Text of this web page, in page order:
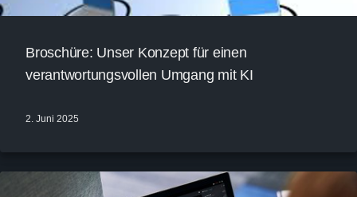
Broschüre: Unser Konzept für einen
verantwortungsvollen Umgang mit KI
2. Juni 2025